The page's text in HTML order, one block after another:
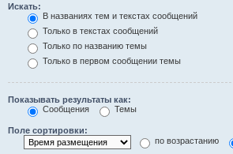
Искать:
В названиях тем и текстах сообщений
Только в текстах сообщений
Только по названию темы
Только в первом сообщении темы
Показывать результаты как:
Сообщения
Темы
Поле сортировки:
по возрастанию